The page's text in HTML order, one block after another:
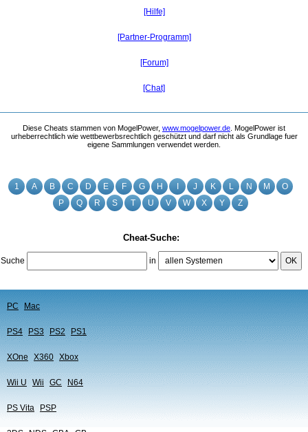
1 A B C D E F G H I J K L N M
O
P
Q R S T U V W X Y Z
Cheat-Suche:
Suche in OK
PC Mac
PS4 PS3 PS2 PS1
XOne X360 Xbox
Wii U Wii GC N64
PS Vita PSP
[Hilfe]
[Partner-Programm]
[Forum]
[Chat]
Diese Cheats stammen von MogelPower, www.mogelpower.de . MogelPower ist
urheberrechtlich wie wettbewerbsrechtlich geschützt und darf nicht als Grundlage fuer
eigene Sammlungen verwendet werden.